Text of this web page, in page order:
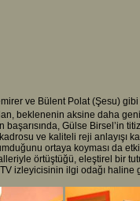
ve Bülent Polat (Şesu)
beklenenin aksine daha
Gülse Birsel’in
kadrosu ve kaliteli reji anlayışı
ortaya koyması da
örtüştüğü, eleştirel bir
izleyicisinin ilgi odağı haline